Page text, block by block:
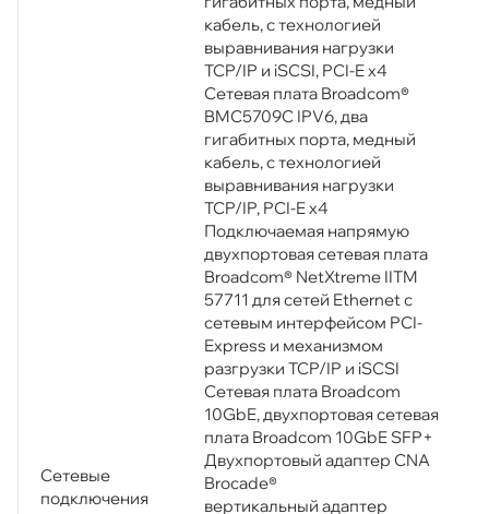
Сетевые
подключения
кабель, с технологией
выравнивания нагрузки
TCP/IP и iSCSI, PCI-E x4
Сетевая плата Broadcom®
BMC5709C IPV6, два
гигабитных порта, медный
кабель, с технологией
выравнивания нагрузки
TCP/IP, PCI-E x4
Подключаемая напрямую
двухпортовая сетевая плата
Broadcom® NetXtreme IITM
57711 для сетей Ethernet с
сетевым интерфейсом PCI-
Express и механизмом
разгрузки TCP/IP и iSCSI
Сетевая плата Broadcom
10GbE, двухпортовая сетевая
плата Broadcom 10GbE SFP+
Двухпортовый адаптер CNA
Brocade®
вертикальный адаптер